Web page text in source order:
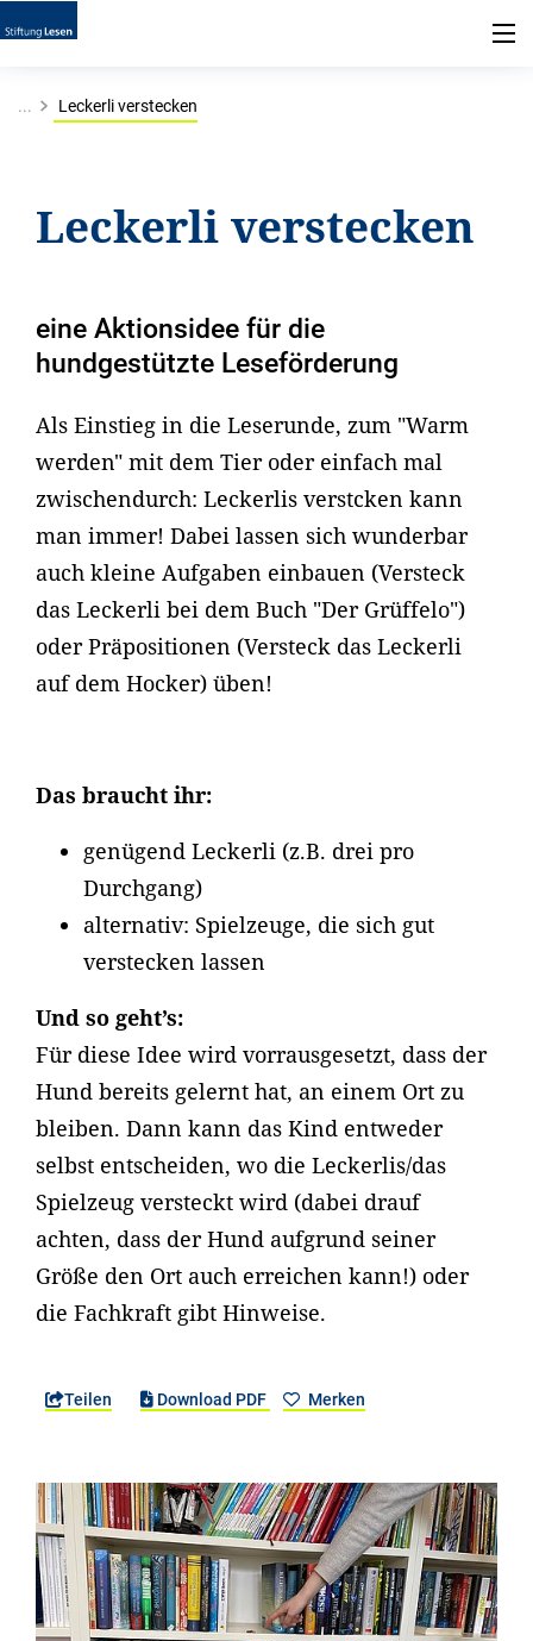
... Leckerli verstecken
Leckerli verstecken
eine Aktionsidee für die
hundgestützte Leseförderung
Als Einstieg in die Leserunde, zum "Warm
werden" mit dem Tier oder einfach mal
zwischendurch: Leckerlis verstcken kann
man immer! Dabei lassen sich wunderbar
auch kleine Aufgaben einbauen (Versteck
das Leckerli bei dem Buch "Der Grüffelo")
oder Präpositionen (Versteck das Leckerli
auf dem Hocker) üben!
Das braucht ihr:
genügend Leckerli (z.B. drei pro
Durchgang)
alternativ: Spielzeuge, die sich gut
verstecken lassen
Und so geht’s:
Für diese Idee wird vorrausgesetzt, dass der
Hund bereits gelernt hat, an einem Ort zu
bleiben. Dann kann das Kind entweder
selbst entscheiden, wo die Leckerlis/das
Spielzeug versteckt wird (dabei drauf
achten, dass der Hund aufgrund seiner
Größe den Ort auch erreichen kann!) oder
die Fachkraft gibt Hinweise.
Teilen Download PDF Merken